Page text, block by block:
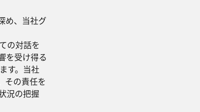
め、当社グ
の対話を
を受け得る
す。当社
その責任を
況の把握